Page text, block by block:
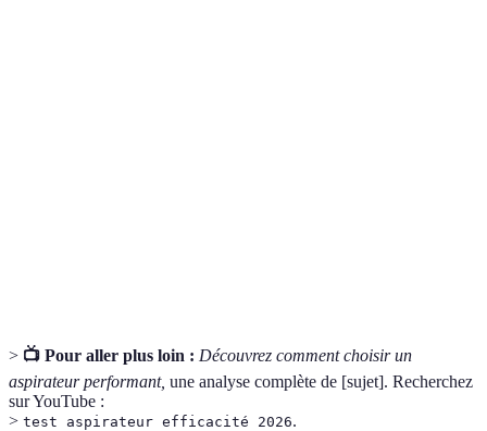
> 📺 Pour aller plus loin : Découvrez comment choisir un
aspirateur performant, une analyse complète de [sujet]. Recherchez
sur YouTube :
> test aspirateur efficacité 2026.